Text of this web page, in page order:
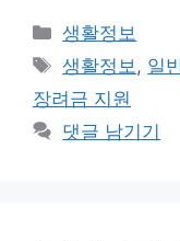
카
테
고
리
생활정보
태
그
생활정보 , 일
장려금 지원
댓글 남기기